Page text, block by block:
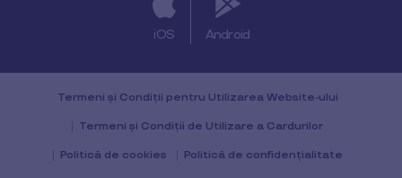
iOS Android
Termeni și Condiții pentru Utilizarea Website-ului
Termeni și Condiții de Utilizare a Cardurilor
Politică de cookies Politică de confidențialitate